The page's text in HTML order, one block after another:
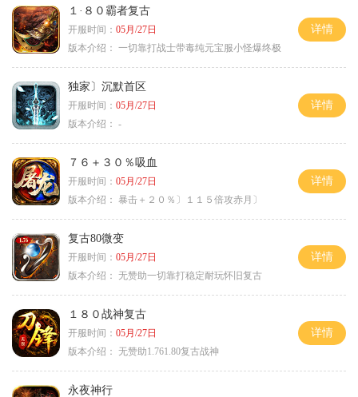
１·８０霸者复古
开服时间： 05月/27日
版本介绍： 一切靠打战士带毒纯元宝服小怪爆终极
详情
独家〕沉默首区
开服时间： 05月/27日
版本介绍： -
详情
７６＋３０％吸血
开服时间： 05月/27日
版本介绍： 暴击＋２０％〕１１５倍攻赤月〕
详情
复古80微变
开服时间： 05月/27日
版本介绍： 无赞助一切靠打稳定耐玩怀旧复古
详情
１８０战神复古
开服时间： 05月/27日
版本介绍： 无赞助1.761.80复古战神
详情
永夜神行